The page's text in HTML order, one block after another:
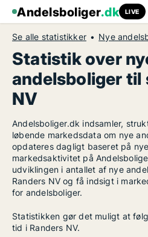
Andelsboliger.dk LIVE
Se alle statistikker Nye
Statistik over
andelsboliger til
NV
Andelsboliger.dk indsamler,
løbende markedsdata om nye
opdateres dagligt baseret på
markedsaktivitet på
udviklingen i antallet af nye
Randers NV og få indsigt i
for andelsboliger.
Statistikken gør det muligt at
tid i Randers NV.